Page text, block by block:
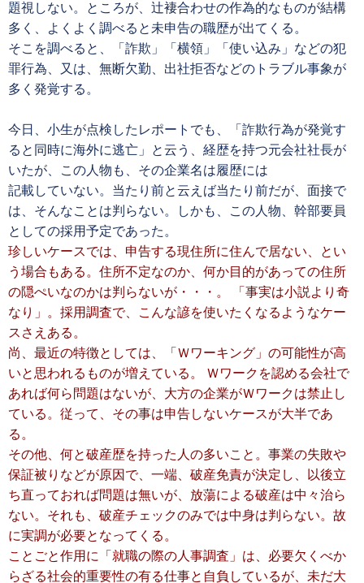
題視しない。ところが、辻褄合わせの作為的なものが結構
多く、よくよく調べると未申告の職歴が出てくる。
そこを調べると、「詐欺」「横領」「使い込み」などの犯
罪行為、又は、無断欠勤、出社拒否などのトラブル事象が
多く発覚する。
今日、小生が点検したレポートでも、「詐欺行為が発覚す
ると同時に海外に逃亡」と云う、経歴を持つ元会社社長が
いたが、この人物も、その企業名は履歴には
記載していない。当たり前と云えば当たり前だが、面接で
は、そんなことは判らない。しかも、この人物、幹部要員
としての採用予定であった。
珍しいケースでは、申告する現住所に住んで居ない、とい
う場合もある。住所不定なのか、何か目的があっての住所
の隠ぺいなのかは判らないが・・・。 「事実は小説より奇
なり」。採用調査で、こんな諺を使いたくなるようなケー
スさえある。
尚、最近の特徴としては、「Ｗワーキング」の可能性が高
いと思われるものが増えている。 Ｗワークを認める会社で
あれば何ら問題はないが、大方の企業がＷワークは禁止し
ている。従って、その事は申告しないケースが大半であ
る。
その他、何と破産歴を持った人の多いこと。事業の失敗や
保証被りなどが原因で、一端、破産免責が決定し、以後立
ち直っておれば問題は無いが、放蕩による破産は中々治ら
ない。それも、破産チェックのみでは中身は判らない。故
に実調が必要となってくる。
ことごと作用に「就職の際の人事調査」は、必要欠くべか
らざる社会的重要性の有る仕事と自負しているが、未だ大